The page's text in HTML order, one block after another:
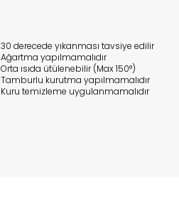
30 derecede yıkanması tavsiye edilir
Ağartma yapılmamalıdır
Orta ısıda ütülenebilir (Max 150°)
Tamburlu kurutma yapılmamalıdır
Kuru temizleme uygulanmamalıdır